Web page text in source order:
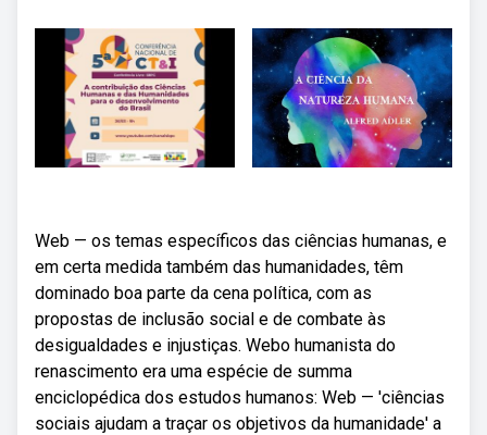
Web — os temas específicos das ciências humanas, e
em certa medida também das humanidades, têm
dominado boa parte da cena política, com as
propostas de inclusão social e de combate às
desigualdades e injustiças. Webo humanista do
renascimento era uma espécie de summa
enciclopédica dos estudos humanos: Web — 'ciências
sociais ajudam a traçar os objetivos da humanidade' a